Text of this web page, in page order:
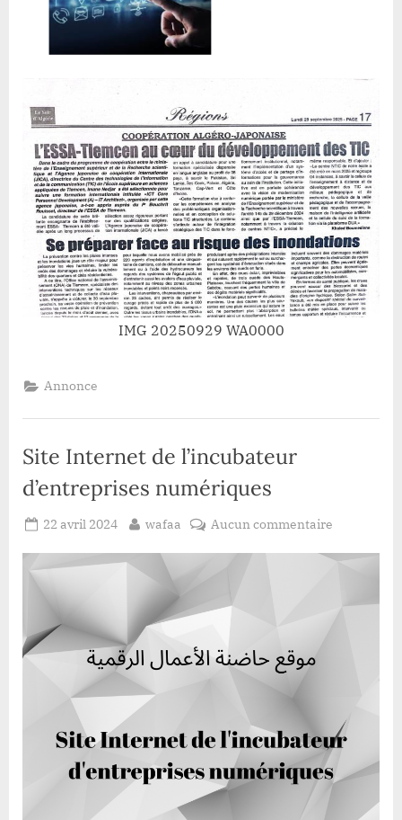
IMG 20250929 WA0000
Annonce
Site Internet de l’incubateur
d’entreprises numériques
Posted
22 avril 2024 By
wafaa Aucun commentairesur
Internet